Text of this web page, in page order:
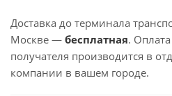
Доставка до терминала
Москве — бесплатная.
получателя производится в
компании в вашем городе.